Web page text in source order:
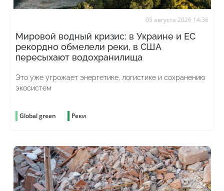
05 августа 2026 14:36
Мировой водный кризис: в Украине и ЕС
рекордно обмелели реки, в США
пересыхают водохранилища
Это уже угрожает энергетике, логистике и сохранению
экосистем
Global green Реки